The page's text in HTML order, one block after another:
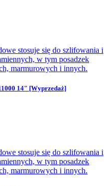
stosuje się do szlifowania i
w tym posadzek
marmurowych i innych.
14" [Wyprzedaż]
stosuje się do szlifowania i
w tym posadzek
marmurowych i innych.